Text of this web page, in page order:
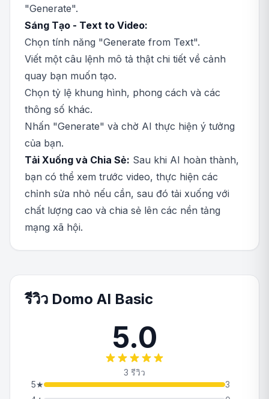
"Generate".
Sáng Tạo - Text to Video:
Chọn tính năng "Generate from Text".
Viết một câu lệnh mô tả thật chi tiết về cảnh
quay bạn muốn tạo.
Chọn tỷ lệ khung hình, phong cách và các
thông số khác.
Nhấn "Generate" và chờ AI thực hiện ý tưởng
của bạn.
Tải Xuống và Chia Sẻ: Sau khi AI hoàn thành,
bạn có thể xem trước video, thực hiện các
chỉnh sửa nhỏ nếu cần, sau đó tải xuống với
chất lượng cao và chia sẻ lên các nền tảng
mạng xã hội.
รีวิว Domo AI Basic
5.0
3 รีวิว
5★
3